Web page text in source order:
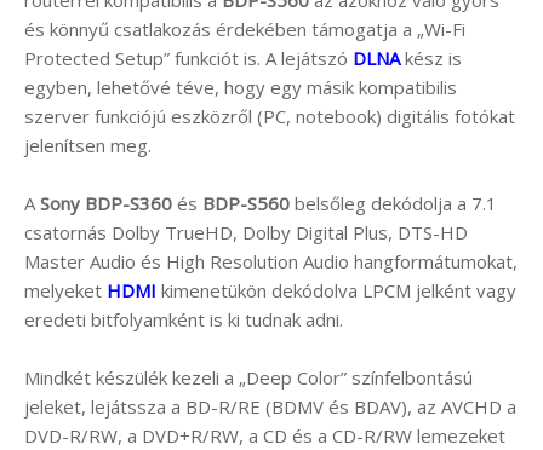
és könnyű csatlakozás érdekében támogatja a „Wi-Fi
Protected Setup” funkciót is. A lejátszó DLNAkész is
egyben, lehetővé téve, hogy egy másik kompatibilis
szerver funkciójú eszközről (PC, notebook) digitális fotókat
jelenítsen meg.
A Sony BDP-S360 és BDP-S560 belsőleg dekódolja a 7.1
csatornás Dolby TrueHD, Dolby Digital Plus, DTS-HD
Master Audio és High Resolution Audio hangformátumokat,
melyeket HDMI kimenetükön dekódolva LPCM jelként vagy
eredeti bitfolyamként is ki tudnak adni.
Mindkét készülék kezeli a „Deep Color” színfelbontású
jeleket, lejátssza a BD-R/RE (BDMV és BDAV), az AVCHD a
DVD-R/RW, a DVD+R/RW, a CD és a CD-R/RW lemezeket